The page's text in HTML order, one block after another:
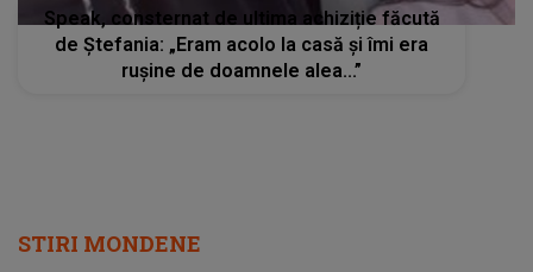
Speak, consternat de ultima achiziție făcută
de Ștefania: „Eram acolo la casă și îmi era
rușine de doamnele alea...”
STIRI MONDENE